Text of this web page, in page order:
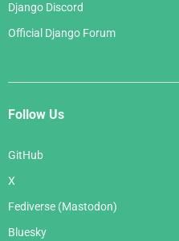
Django Discord
Official Django Forum
Follow Us
GitHub
X
Fediverse (Mastodon)
Bluesky